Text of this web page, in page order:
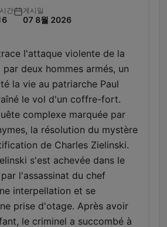
간 게시일
07 8월 2026
l'attaque violente de la
deux hommes armés, un
la vie au patriarche Paul
le vol d'un coffre-fort.
complexe marquée par
la résolution du mystère
de Charles Zielinski.
s'est achevée dans le
l'assassinat du chef
interpellation et se
prise d'otage. Après avoir
le criminel a succombé à